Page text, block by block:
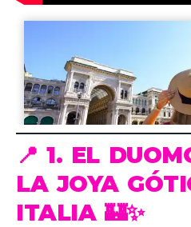
📍 1. EL
LA JOYA
ITALIA 🏰✨